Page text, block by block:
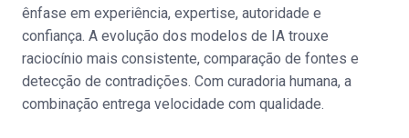
ênfase em experiência, expertise, autoridade e
confiança. A evolução dos modelos de IA trouxe
raciocínio mais consistente, comparação de fontes e
detecção de contradições. Com curadoria humana, a
combinação entrega velocidade com qualidade.